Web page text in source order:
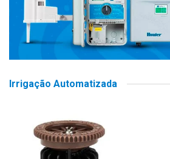
Irrigação Automatizada